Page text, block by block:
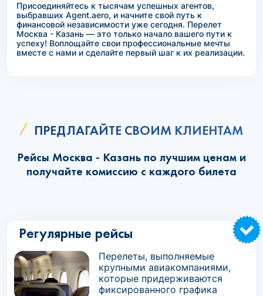
Присоединяйтесь к тысячам успешных агентов,
выбравших Agent.aero, и начните свой путь к
финансовой независимости уже сегодня. Перелет
Москва - Казань — это только начало вашего пути к
успеху! Воплощайте свои профессиональные мечты
вместе с нами и сделайте первый шаг к их реализации.
ПРЕДЛАГАЙТЕ СВОИМ КЛИЕНТАМ
Рейсы Москва - Казань по лучшим ценам и
получайте комиссию с каждого билета
Регулярные рейсы
Перелеты, выполняемые
крупными авиакомпаниями,
которые придерживаются
фиксированного графика